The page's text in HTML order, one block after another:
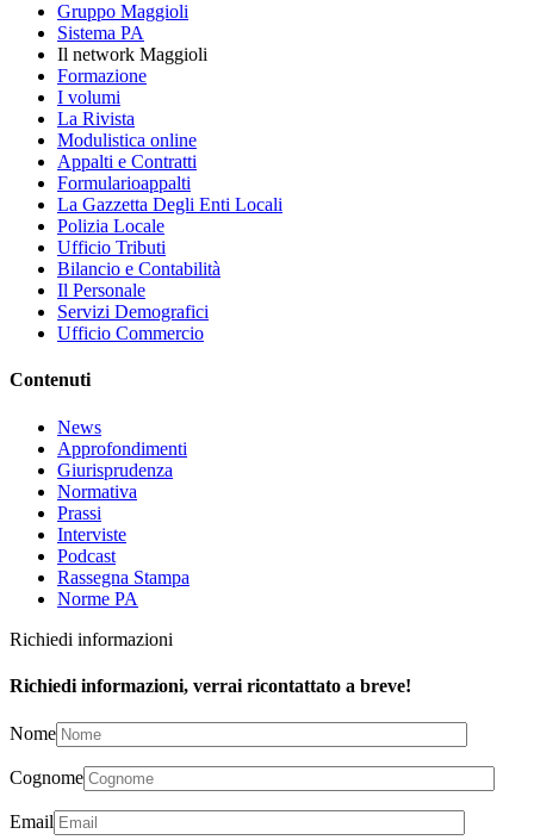
Gruppo Maggioli
Sistema PA
Il network Maggioli
Formazione
I volumi
La Rivista
Modulistica online
Appalti e Contratti
Formularioappalti
La Gazzetta Degli Enti Locali
Polizia Locale
Ufficio Tributi
Bilancio e Contabilità
Il Personale
Servizi Demografici
Ufficio Commercio
Contenuti
News
Approfondimenti
Giurisprudenza
Normativa
Prassi
Interviste
Podcast
Rassegna Stampa
Norme PA
Richiedi informazioni
Richiedi informazioni, verrai ricontattato a breve!
Nome
Cognome
Email